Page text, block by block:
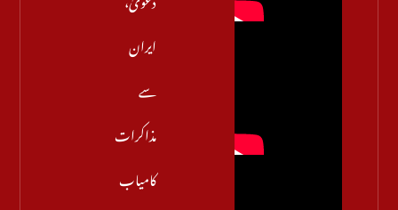
ایران
سے
مذاکرات
کامیاب